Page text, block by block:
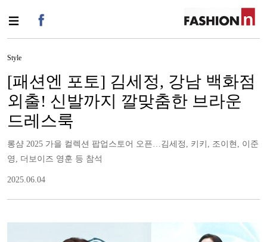
Style
[패션엔 포토] 김세정, 강남 백화점
외출! 신발까지 깔맞춤한 브라운
드레스룩
롱샴 2025 가을 컬렉션 팝업스토어 오픈…김세정, 키키, 조이현, 이준
영, 더보이즈 영훈 등 참석
2025.06.04